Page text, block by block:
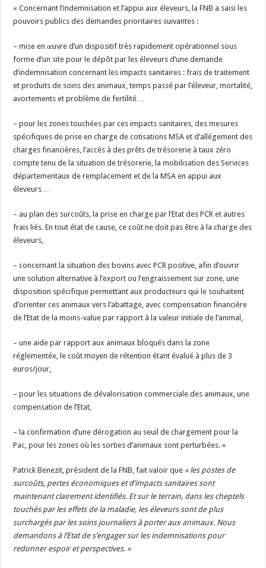
« Concernant l’indemnisation et l’appui aux éleveurs, la FNB a saisi les
pouvoirs publics des demandes prioritaires suivantes :
– mise en œuvre d’un dispositif très rapidement opérationnel sous
forme d’un site pour le dépôt par les éleveurs d’une demande
d’indemnisation concernant les impacts sanitaires : frais de traitement
et produits de soins des animaux, temps passé par l’éleveur, mortalité,
avortements et problème de fertilité…
– pour les zones touchées par ces impacts sanitaires, des mesures
spécifiques de prise en charge de cotisations MSA et d’allégement des
charges financières, l’accès à des prêts de trésorerie à taux zéro
compte tenu de la situation de trésorerie, la mobilisation des Services
départementaux de remplacement et de la MSA en appui aux
éleveurs…
– au plan des surcoûts, la prise en charge par l’Etat des PCR et autres
frais liés. En tout état de cause, ce coût ne doit pas être à la charge des
éleveurs,
– concernant la situation des bovins avec PCR positive, afin d’ouvrir
une solution alternative à l’export ou l’engraissement sur zone, une
disposition spécifique permettant aux producteurs qui le souhaitent
d’orienter ces animaux vers l’abattage, avec compensation financière
de l’Etat de la moins-value par rapport à la valeur initiale de l’animal,
– une aide par rapport aux animaux bloqués dans la zone
réglementée, le coût moyen de rétention étant évalué à plus de 3
euros/jour,
– pour les situations de dévalorisation commerciale des animaux, une
compensation de l’Etat,
– la confirmation d’une dérogation au seuil de chargement pour la
Pac, pour les zones où les sorties d’animaux sont perturbées. »
Patrick Benezit, président de la FNB, fait valoir que « les postes de
surcoûts, pertes économiques et d’impacts sanitaires sont
maintenant clairement identifiés. Et sur le terrain, dans les cheptels
touchés par les effets de la maladie, les éleveurs sont de plus
surchargés par les soins journaliers à porter aux animaux. Nous
demandons à l’Etat de s’engager sur les indemnisations pour
redonner espoir et perspectives. »